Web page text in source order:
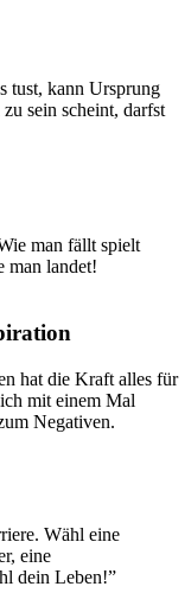
tust, kann Ursprung
sein scheint, darfst
man fällt spielt
man landet!
hat die Kraft alles für
mit einem Mal
Negativen.
Wähl eine
eine
dein Leben!”